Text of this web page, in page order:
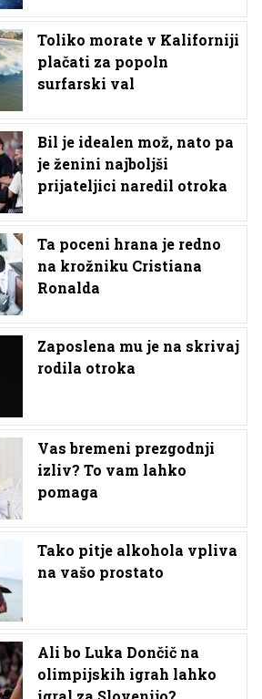
Toliko morate v Kaliforniji
plačati za popoln
surfarski val
Bil je idealen mož, nato pa
je ženini najboljši
prijateljici naredil otroka
Ta poceni hrana je redno
na krožniku Cristiana
Ronalda
Zaposlena mu je na skrivaj
rodila otroka
Vas bremeni prezgodnji
izliv? To vam lahko
pomaga
Tako pitje alkohola vpliva
na vašo prostato
Ali bo Luka Dončič na
olimpijskih igrah lahko